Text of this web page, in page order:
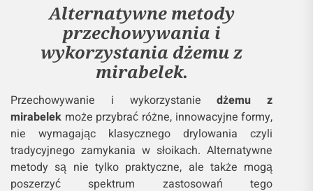
Alternatywne metody
przechowywania i
wykorzystania dżemu z
mirabelek.
Przechowywanie i wykorzystaniedżemu z
mirabelek może przybrać różne, innowacyjne formy,
nie wymagając klasycznego drylowania czyli
tradycyjnego zamykania w słoikach. Alternatywne
metody są nie tylko praktyczne, ale także mogą
poszerzyć spektrum zastosowań tego